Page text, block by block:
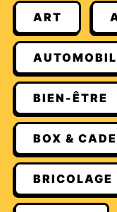
ART
BIEN-ÊTRE
BOX &
BRICOLAGE